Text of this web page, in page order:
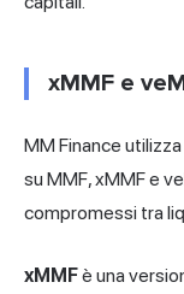
xMMF e
MM Finance
su MMF, xMMF e
compromessi tra
xMMFè una